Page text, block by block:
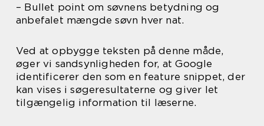
– Bullet point om søvnens betydning og
anbefalet mængde søvn hver nat.
Ved at opbygge teksten på denne måde,
øger vi sandsynligheden for, at Google
identificerer den som en feature snippet, der
kan vises i søgeresultaterne og giver let
tilgængelig information til læserne.